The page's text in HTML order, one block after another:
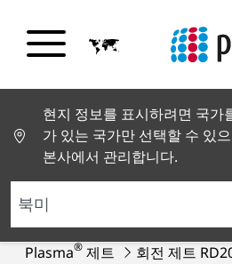
현지 정보를 표시하려면 국가
가 있는 국가만 선택할 수 있
본사에서 관리합니다.
제품 및 서비스
플라스마 시
Plasma® 제트 회전 제트